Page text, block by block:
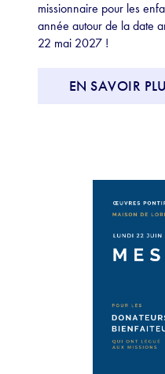
missionnaire pour les
année autour de la date
22 mai 2027 !
EN SAVOIR